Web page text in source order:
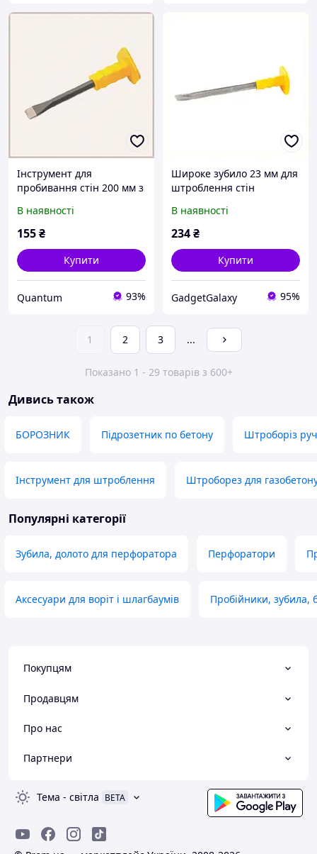
Інструмент для
пробивання стін 200 мм з
T8K5684X75
В наявності
155₴
Купити
Quantum 93%
Широке зубило 23 мм для
штроблення стін
85B6848A5
В наявності
234₴
Купити
GadgetGalaxy 95%
1 2 3 ...
Показано 1 - 29 товарів з 600+
Дивись також
БОРОЗНИК Підрозетник по бетону Штроборіз
Інструмент для штроблення Штроборез для
Популярні категорії
Зубила, долото для перфоратора Перфоратори
Аксесуари для воріт і шлагбаумів Пробійники, зубила,
Покупцям
Продавцям
Про нас
Партнери
Тема - світла BETA